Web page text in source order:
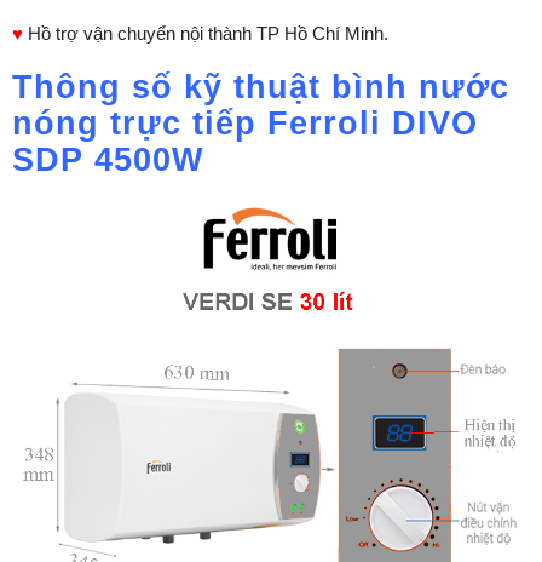
♥ Hồ trợ vận chuyển nội thành TP Hồ Chí Minh.
Thông số kỹ thuật bình nước
nóng trực tiếp Ferroli DIVO
SDP 4500W